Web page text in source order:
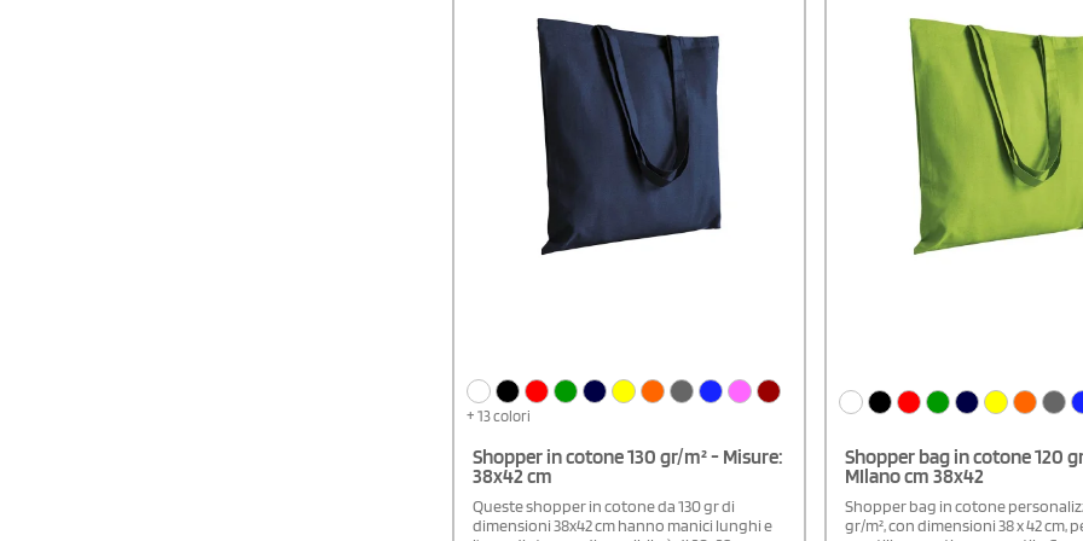
+ 13 colori
Shopper in cotone 130 gr/m² - Misure:
38x42 cm
Queste shopper in cotone da 130 gr di
dimensioni 38x42 cm hanno manici lunghi e
Shopper bag in cotone 120
MIlano cm 38x42
Shopper bag in cotone
gr/m², con dimensioni 38 x 42 cm,